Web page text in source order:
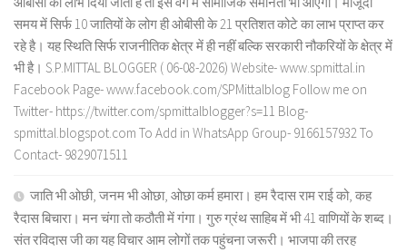
समय में सिर्फ 10 जातियों के लोग ही ओबीसी के 21 प्रतिशत कोटे का लाभ प्राप्त कर
रहे है। यह स्थिति सिर्फ राजनीतिक क्षेत्र में ही नहीं बल्कि सरकारी नौकरियों के क्षेत्र में
भी है। S.P.MITTAL BLOGGER ( 06-08-2026) Website- www.spmittal.in
Facebook Page- www.facebook.com/SPMittalblog Follow me on
Twitter- https://twitter.com/spmittalblogger?s=11 Blog-
spmittal.blogspot.com To Add in WhatsApp Group- 9166157932 To
Contact- 9829071511
जाति भी ओछी, जनम भी ओछा, ओछा कर्म हमारा। हम रैदास राम राई को, कह
रैदास बिचारा। मन चंगा तो कठौती में गंगा। गुरु ग्रंथ साहिब में भी 41 वाणियों के शब्द।
संत रविदास जी का यह विचार आम लोगों तक पहुंचना जरूरी। भाजपा की तरह